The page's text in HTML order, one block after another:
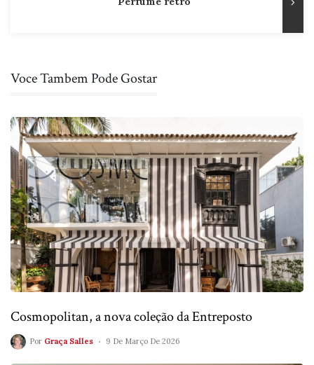
Voce Tambem Pode Gostar
Cosmopolitan, a nova coleção da Entreposto
Por Graça Salles 9 De Março De 2026